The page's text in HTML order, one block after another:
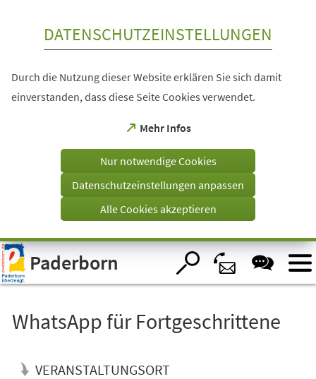
Visuelle
Assistenzsoftware
öffnen.
DATENSCHUTZEINSTELLUNGEN
Durch die Nutzung dieser Website erklären Sie sich damit
einverstanden, dass diese Seite Cookies verwendet.
Mehr Infos
(Öffnet
einem
Tab)
Nur notwendige Cookies
Datenschutzeinstellungen anpassen
Alle Cookies akzeptieren
Paderborn
WhatsApp für Fortgeschrittene
VERANSTALTUNGSORT